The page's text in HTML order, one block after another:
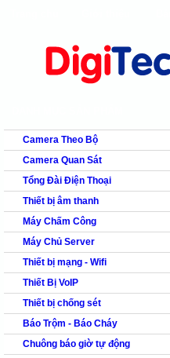
Camera Theo Bộ
Camera Quan Sát
Tổng Đài Điện Thoại
Thiết bị âm thanh
Máy Chấm Công
Máy Chủ Server
Thiết bị mạng - Wifi
Thiết Bị VoIP
Thiết bị chống sét
Báo Trộm - Báo Cháy
Chuông báo giờ tự động